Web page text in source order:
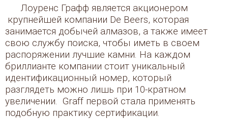
Лоуренс Графф является акционером
крупнейшей компании De Beers, которая
занимается добычей алмазов, а также имеет
свою службу поиска, чтобы иметь в своем
распоряжении лучшие камни. На каждом
бриллианте компании стоит уникальный
идентификационный номер, который
разглядеть можно лишь при 10-кратном
увеличении. Graff первой стала применять
подобную практику сертификации.